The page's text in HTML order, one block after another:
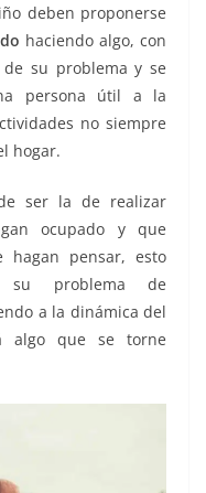
deben proponerse
haciendo algo, con
su problema y se
persona útil a la
no siempre
hogar.
ser la de realizar
ocupado y que
hagan pensar, esto
su problema de
a la dinámica del
algo que se torne